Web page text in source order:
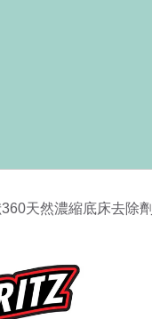
360天然濃縮底床去除劑